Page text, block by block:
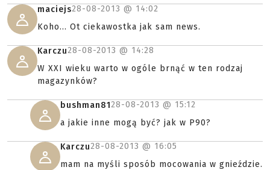
maciejs28-08-2013 @ 14:02
Koho... Ot ciekawostka jak sam news.
Karczu28-08-2013 @ 14:28
W XXI wieku warto w ogóle brnąć w ten rodzaj
magazynków?
bushman8128-08-2013 @ 15:12
a jakie inne mogą być? jak w P90?
Karczu28-08-2013 @ 16:05
mam na myśli sposób mocowania w gnieździe.